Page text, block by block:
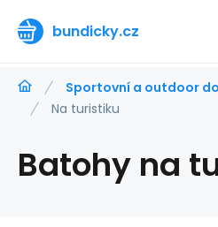
bundicky.cz
Sportovní a outdoor
Na turistiku
Batohy na